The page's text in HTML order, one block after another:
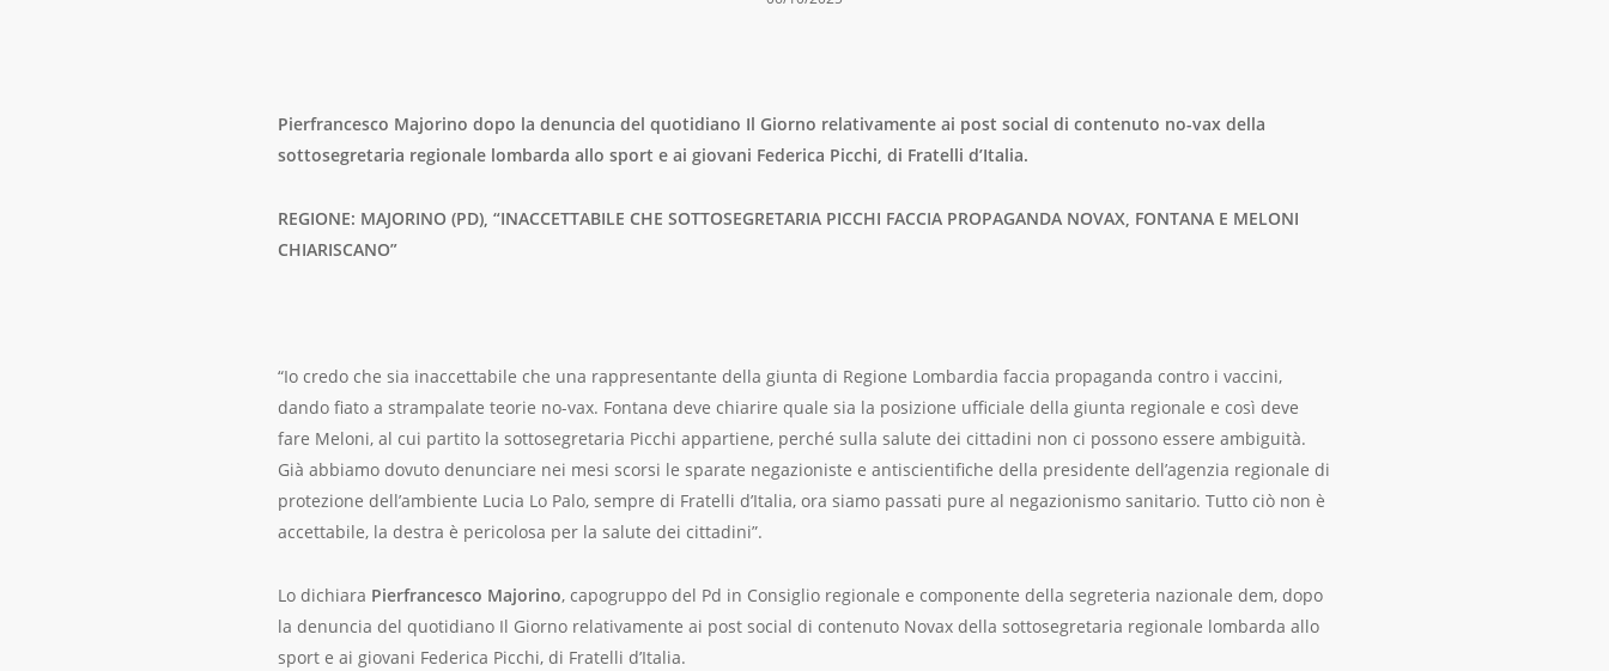
Pierfrancesco Majorino dopo la denuncia del quotidiano Il Giorno relativamente ai post social di contenuto no-vax della
sottosegretaria regionale lombarda allo sport e ai giovani Federica Picchi, di Fratelli d’Italia.
REGIONE: MAJORINO (PD), “INACCETTABILE CHE SOTTOSEGRETARIA PICCHI FACCIA PROPAGANDA NOVAX, FONTANA E MELONI
CHIARISCANO”
“Io credo che sia inaccettabile che una rappresentante della giunta di Regione Lombardia faccia propaganda contro i vaccini,
dando fiato a strampalate teorie no-vax. Fontana deve chiarire quale sia la posizione ufficiale della giunta regionale e così deve
fare Meloni, al cui partito la sottosegretaria Picchi appartiene, perché sulla salute dei cittadini non ci possono essere ambiguità.
Già abbiamo dovuto denunciare nei mesi scorsi le sparate negazioniste e antiscientifiche della presidente dell’agenzia regionale di
protezione dell’ambiente Lucia Lo Palo, sempre di Fratelli d’Italia, ora siamo passati pure al negazionismo sanitario. Tutto ciò non è
accettabile, la destra è pericolosa per la salute dei cittadini”.
Lo dichiara Pierfrancesco Majorino, capogruppo del Pd in Consiglio regionale e componente della segreteria nazionale dem, dopo
la denuncia del quotidiano Il Giorno relativamente ai post social di contenuto Novax della sottosegretaria regionale lombarda allo
sport e ai giovani Federica Picchi, di Fratelli d’Italia.